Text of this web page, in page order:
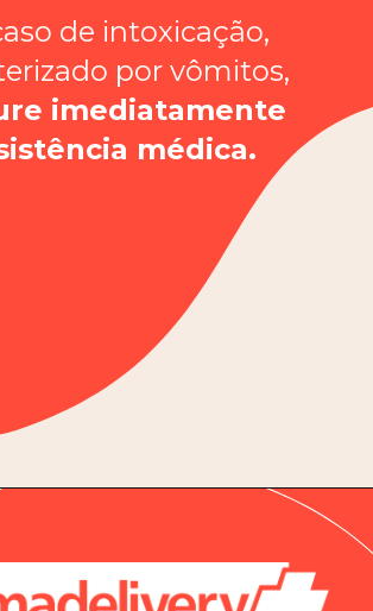
de intoxicação,
imediatamente
médica.